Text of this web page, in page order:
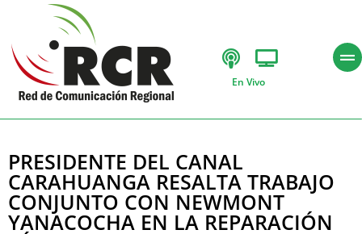
En Vivo
PRESIDENTE DEL CANAL
CARAHUANGA RESALTA TRABAJO
CONJUNTO CON NEWMONT
YANACOCHA EN LA REPARACIÓN